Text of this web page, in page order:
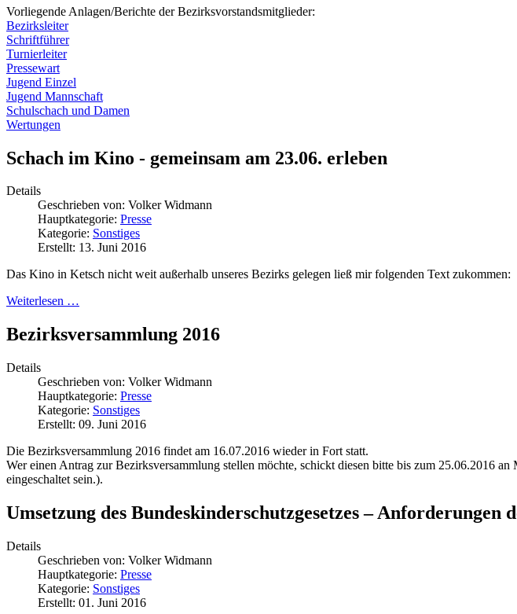
Vorliegende Anlagen/Berichte der Bezirksvorstandsmitglieder:
Bezirksleiter
Schriftführer
Turnierleiter
Pressewart
Jugend Einzel
Jugend Mannschaft
Schulschach und Damen
Wertungen
Schach im Kino - gemeinsam am 23.06. erleben
Details
Geschrieben von: Volker Widmann
Hauptkategorie: Presse
Kategorie: Sonstiges
Erstellt: 13. Juni 2016
Das Kino in Ketsch nicht weit außerhalb unseres Bezirks gelegen ließ mir folgenden Text zukommen:
Weiterlesen …
Bezirksversammlung 2016
Details
Geschrieben von: Volker Widmann
Hauptkategorie: Presse
Kategorie: Sonstiges
Erstellt: 09. Juni 2016
Die Bezirksversammlung 2016 findet am 16.07.2016 wieder in Fort statt.
Wer einen Antrag zur Bezirksversammlung stellen möchte, schickt diesen bitte bis zum 25.06.2016
eingeschaltet sein.).
Umsetzung des Bundeskinderschutzgesetzes – Anforderungen
Details
Geschrieben von: Volker Widmann
Hauptkategorie: Presse
Kategorie: Sonstiges
Erstellt: 01. Juni 2016